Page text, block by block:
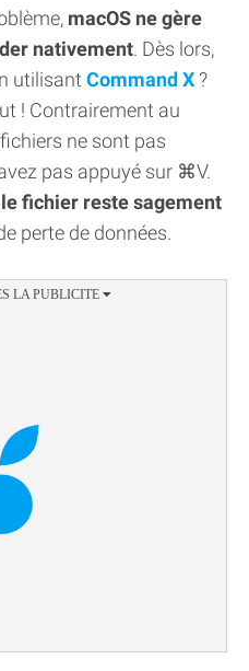
macOS ne gère
nativement. Dès lors,
utilisant Command X?
! Contrairement au
ne sont pas
pas appuyé sur ⌘V.
fichier reste sagement
perte de données.